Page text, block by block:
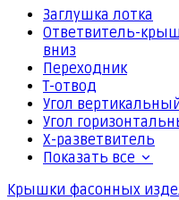
Заглушка лотка
Ответвитель-
вниз
Переходник
Т-отвод
Угол
Угол
Х-разветвитель
Показать все
Крышки фасонных